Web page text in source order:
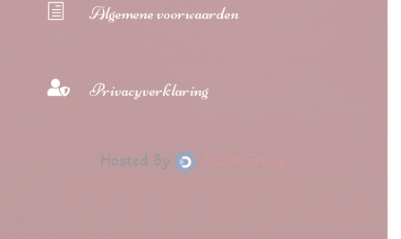
h Algemene voorwaarden
 Privacyverklaring
Hosted By TRON Group